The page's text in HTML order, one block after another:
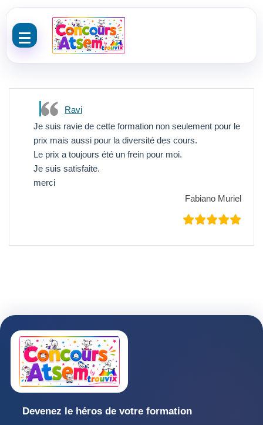
Ravi
Je suis ravie de cette formation non seulement pour le
prix mais aussi pour la diversité des cours.
Le prix a toujours été un frein pour moi.
Je suis satisfaite.
merci
Fabiano Muriel
Devenez le héros de votre formation